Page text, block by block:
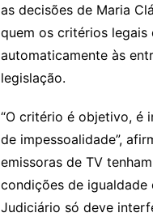
as decisões de Maria
quem os critérios legais
automaticamente às
legislação.
“O critério é objetivo, é
de impessoalidade”,
emissoras de TV
condições de
Judiciário só deve